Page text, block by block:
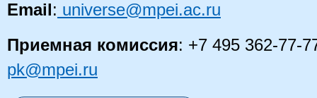
Email: universe@mpei.ac.ru
Приемная комиссия: +7 495 362-77-
pk@mpei.ru